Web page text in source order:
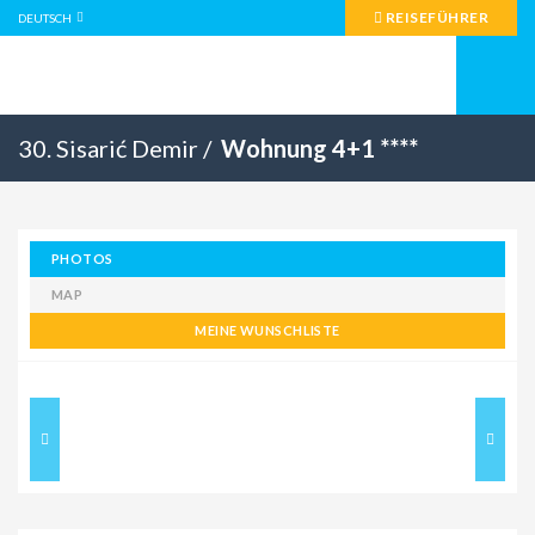
DEUTSCH REISEFÜHRER
30. Sisarić Demir / Wohnung 4+1 ****
PHOTOS
MAP
MEINE WUNSCHLISTE